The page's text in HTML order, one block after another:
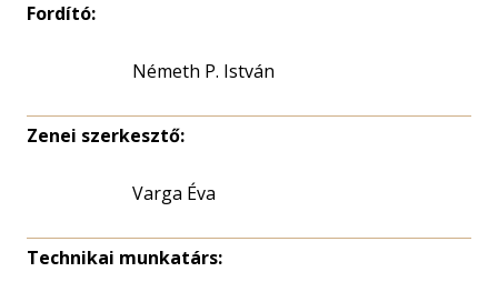
Fordító:
Németh P. István
Zenei szerkesztő:
Varga Éva
Technikai munkatárs: